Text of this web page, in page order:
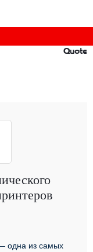
Quote
одна из самых